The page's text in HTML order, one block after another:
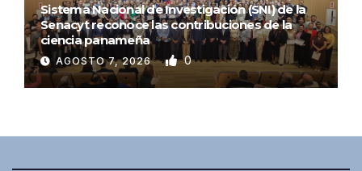
Sistema Nacional de Investigación (SNI) de la
Senacyt reconoce las contribuciones de la
ciencia panameña
AGOSTO 7, 2026 0